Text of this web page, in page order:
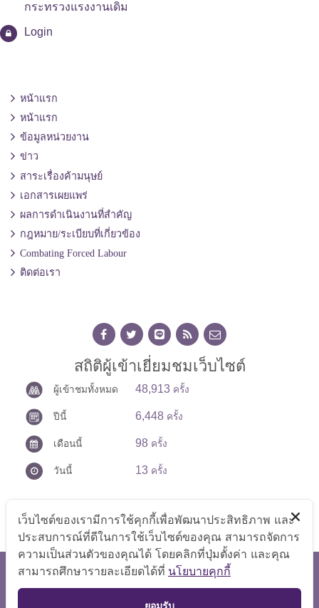
กระทรวงแรงงานเดิม
Login
หน้าแรก
หน้าแรก
ข้อมูลหน่วยงาน
ข่าว
สาระเรื่องค้ามนุษย์
เอกสารเผยแพร่
ผลการดำเนินงานที่สำคัญ
กฎหมาย/ระเบียบที่เกี่ยวข้อง
Combating Forced Labour
ติดต่อเรา
สถิติผู้เข้าเยี่ยมชมเว็บไซต์
ผู้เข้าชมทั้งหมด 48,913 ครั้ง
ปีนี้ 6,448 ครั้ง
เดือนนี้ 98 ครั้ง
วันนี้ 13 ครั้ง
สงวนลิขสิทธิ์ © 2569 สำนักงานเลขานุการศูนย์บัญชาการป้องกัน
การค้ามนุษย์ด้านแรงงาน
แสดงผลได้ดีที่ขนาดหน้าจอ 1024x768 pixel
TOP
เว็บไซต์ของเรามีการใช้คุกกี้เพื่อพัฒนาประสิทธิภาพ และ
ประสบการณ์ที่ดีในการใช้เว็บไซต์ของคุณ สามารถจัดการ
ความเป็นส่วนตัวของคุณได้ โดยคลิกที่ปุ่มตั้งค่า และคุณ
สามารถศึกษารายละเอียดได้ที่ นโยบายคุกกี้
ยอมรับ